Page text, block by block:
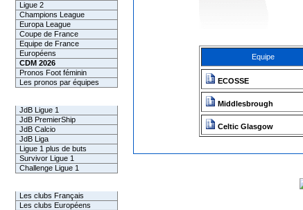
Ligue 2
Champions League
Europa League
Coupe de France
Equipe de France
Européens
CDM 2026
Pronos Foot féminin
Les pronos par équipes
JdB Ligue 1
JdB PremierShip
JdB Calcio
JdB Liga
Ligue 1 plus de buts
Survivor Ligue 1
Challenge Ligue 1
Les clubs Français
Les clubs Européens
Equipe
ECOSSE
Middlesbrough
Celtic Glasgow